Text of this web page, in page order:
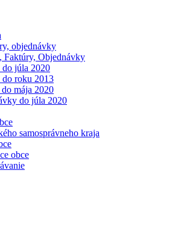
objednávky
Faktúry, Objednávky
júla 2020
roku 2013
mája 2020
do júla 2020
samosprávneho kraja
obce